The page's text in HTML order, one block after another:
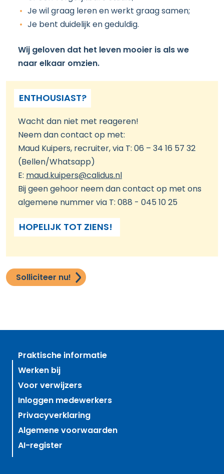
Je wil graag leren en werkt graag samen;
Je bent duidelijk en geduldig.
Wij geloven dat het leven mooier is als we
naar elkaar omzien.
ENTHOUSIAST?
Wacht dan niet met reageren!
Neem dan contact op met:
Maud Kuipers, recruiter, via T: 06 – 34 16 57 32
(Bellen/Whatsapp)
E: maud.kuipers@calidus.nl
Bij geen gehoor neem dan contact op met ons
algemene nummer via T: 088 - 045 10 25
HOPELIJK TOT ZIENS!
Solliciteer nu!
Praktische informatie
Werken bij
Voor verwijzers
Inloggen medewerkers
Privacyverklaring
Algemene voorwaarden
AI-register